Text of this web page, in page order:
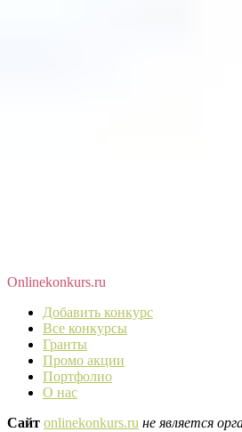
Оnlinekonkurs.ru
Добавить конкурс
Все конкурсы
Гранты
Промо акции
Портфолио
О нас
Сайт onlinekonkurs.ru не является